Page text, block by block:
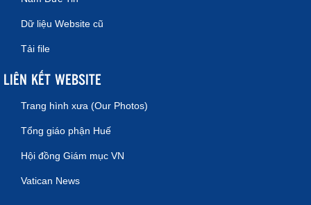
Dữ liệu Website cũ
Tải file
LIÊN KẾT WEBSITE
Trang hình xưa (Our Photos)
Tổng giáo phận Huế
Hội đồng Giám mục VN
Vatican News